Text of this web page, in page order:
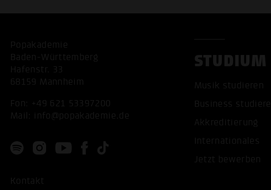
Popakademie
Baden-Württemberg
Hafenstr. 33
68159 Mannheim
Fon: +49 621 53397200
Mail: info@popakademie.de
Kontakt
STUDIUM
Musik studieren
Business
Akkreditierung
Internationales
Jetzt bewerben